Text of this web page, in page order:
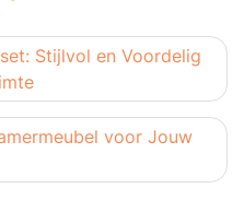
Stijlvol en Voordelig
voor Jouw